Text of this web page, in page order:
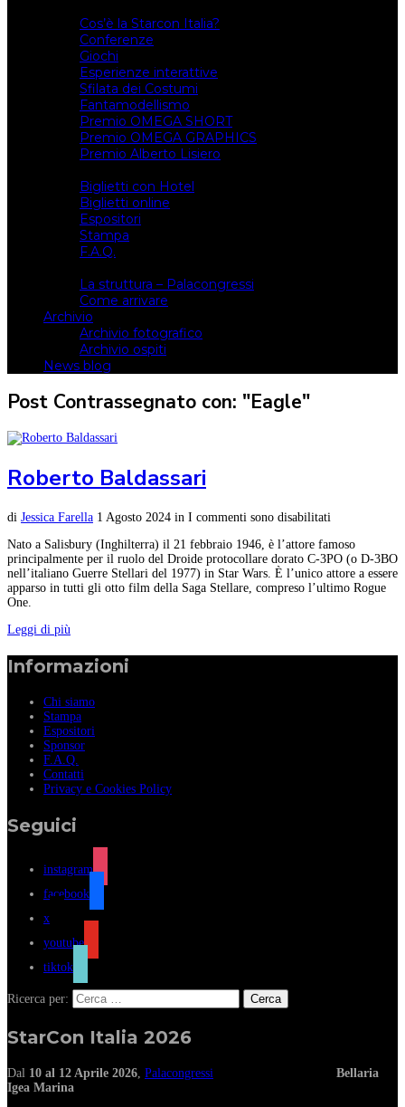
Cos’è la Starcon Italia?
Conferenze
Giochi
Esperienze interattive
Sfilata dei Costumi
Fantamodellismo
Premio OMEGA SHORT
Premio OMEGA GRAPHICS
Premio Alberto Lisiero
Biglietti con Hotel
Biglietti online
Espositori
Stampa
F.A.Q.
La struttura – Palacongressi
Come arrivare
Archivio
Archivio fotografico
Archivio ospiti
News blog
Post Contrassegnato con: "Eagle"
Roberto Baldassari
di Jessica Farella 1 Agosto 2024 in I commenti sono disabilitati
Nato a Salisbury (Inghilterra) il 21 febbraio 1946, è l’attore famoso
principalmente per il ruolo del Droide protocollare dorato C-3PO (o D-3BO
nell’italiano Guerre Stellari del 1977) in Star Wars. È l’unico attore a essere
apparso in tutti gli otto film della Saga Stellare, compreso l’ultimo Rogue
One.
Leggi di più
Informazioni
Chi siamo
Stampa
Espositori
Sponsor
F.A.Q.
Contatti
Privacy e Cookies Policy
Seguici
instagram
facebook
x
youtube
tiktok
Ricerca per:
StarCon Italia 2026
Dal 10 al 12 Aprile 2026 Palacongressi
Bellaria
Igea Marina